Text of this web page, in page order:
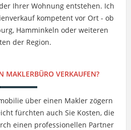
Ihrer Wohnung entstehen. Ich
kompetent vor Ort - ob
Hamminkeln oder weiteren
der Region.
MAKLERBÜRO VERKAUFEN?
über einen Makler zögern
fürchten auch Sie Kosten, die
einen professionellen Partner